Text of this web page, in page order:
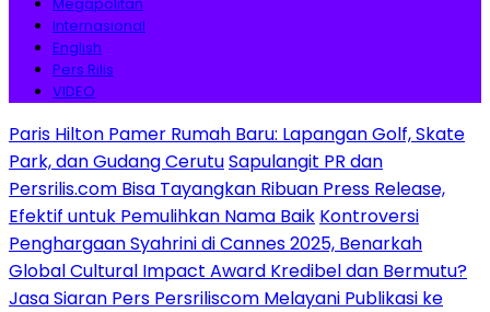
Internasional
English
Pers Rilis
VIDEO
Paris Hilton Pamer Rumah Baru: Lapangan Golf, Skate
Park, dan Gudang CerutuSapulangit PR dan
Persrilis.com Bisa Tayangkan Ribuan Press Release,
Efektif untuk Pemulihkan Nama Baik Kontroversi
Penghargaan Syahrini di Cannes 2025, Benarkah
Global Cultural Impact Award Kredibel dan Bermutu?
Jasa Siaran Pers Persriliscom Melayani Publikasi ke